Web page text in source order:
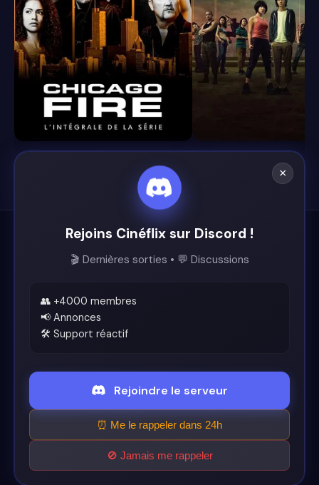
8.4
Cinéflix
Support
Conditions d'utilisation
© 2026 Cinéflix. Tous droits réservés.
×
Rejoins Cinéflix sur Discord !
🎬 Dernières sorties • 💬 Discussions
👥 +4000 membres
📢 Annonces
🛠️ Support réactif
Rejoindre le serveur
⏰ Me le rappeler dans 24h
🚫 Jamais me rappeler